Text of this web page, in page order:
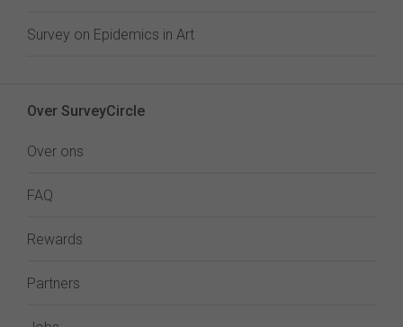
Survey on Epidemics in Art
Over SurveyCircle
Over ons
FAQ
Rewards
Partners